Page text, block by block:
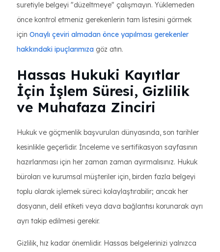
suretiyle belgeyi "düzeltmeye" çalışmayın. Yüklemeden
önce kontrol etmeniz gerekenlerin tam listesini görmek
için Onaylı çeviri almadan önce yapılması gerekenler
hakkındaki ipuçlarımıza göz atın.
Hassas Hukuki Kayıtlar
İçin İşlem Süresi, Gizlilik
ve Muhafaza Zinciri
Hukuk ve göçmenlik başvuruları dünyasında, son tarihler
kesinlikle geçerlidir. İnceleme ve sertifikasyon sayfasının
hazırlanması için her zaman zaman ayırmalısınız. Hukuk
büroları ve kurumsal müşteriler için, birden fazla belgeyi
toplu olarak işlemek süreci kolaylaştırabilir; ancak her
dosyanın, delil etiketi veya dava bağlantısı korunarak ayrı
ayrı takip edilmesi gerekir.
Gizlilik, hız kadar önemlidir. Hassas belgelerinizi yalnızca